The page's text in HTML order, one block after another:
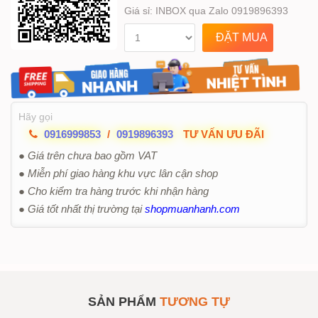
Giá sỉ: INBOX qua Zalo 0919896393
Hãy gọi
0916999853 / 0919896393
TƯ VẤN ƯU ĐÃI
● Giá trên chưa bao gồm VAT
● Miễn phí giao hàng khu vực lân cận shop
● Cho kiểm tra hàng trước khi nhận hàng
● Giá tốt nhất thị trường tạishopmuanhanh.com
SẢN PHẨM TƯƠNG TỰ